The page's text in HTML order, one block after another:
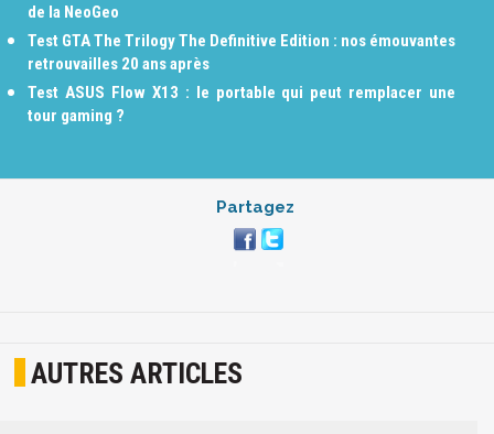
de la NeoGeo
Test GTA The Trilogy The Definitive Edition : nos émouvantes
retrouvailles 20 ans après
Test ASUS Flow X13 : le portable qui peut remplacer une
tour gaming ?
Partagez
AUTRES ARTICLES